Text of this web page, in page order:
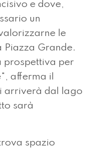
e dove,
un
le
Piazza Grande.
prospettiva per
afferma il
arriverà dal lago
sarà
spazio